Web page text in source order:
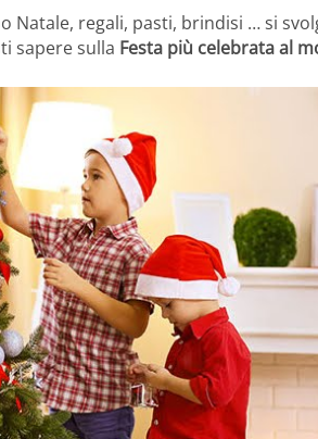
Natale, regali, pasti, brindisi … si
sapere sulla Festa più celebrata al